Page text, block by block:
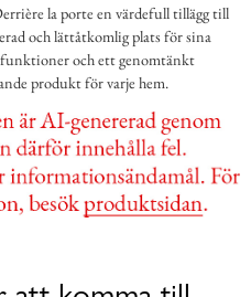
la porte en värdefull tillägg till
och lättåtkomlig plats för sina
och ett genomtänkt
produkt för varje hem.